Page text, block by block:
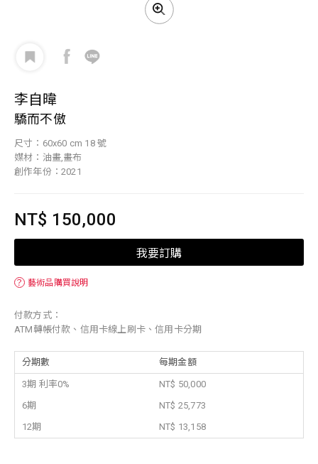
李自暐
驕而不傲
尺寸：60x60 cm 18 號
媒材：油畫,畫布
創作年份：2021
NT$ 150,000
我要訂購
？ 藝術品購買說明
付款方式：
ATM轉帳付款、信用卡線上刷卡、信用卡分期
分期數 每期金額
3期 利率0%
NT$ 50,000
6期
NT$ 25,773
12期
NT$ 13,158